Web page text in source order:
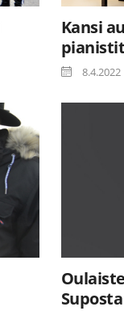
Kansi
8.4.2022